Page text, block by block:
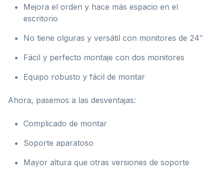
Mejora el orden y hace más espacio en el
escritorio
No tiene olguras y versátil con monitores de 24″
Fácil y perfecto montaje con dos monitores
Equipo robusto y fácil de montar
Ahora, pasemos a las desventajas:
Complicado de montar
Soporte aparatoso
Mayor altura que otras versiones de soporte